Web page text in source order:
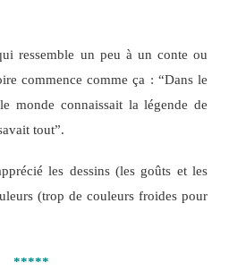
ressemble un peu à un conte ou
commence comme ça : “Dans le
monde connaissait la légende de
tout”.
les dessins (les goûts et les
(trop de couleurs froides pour
*****